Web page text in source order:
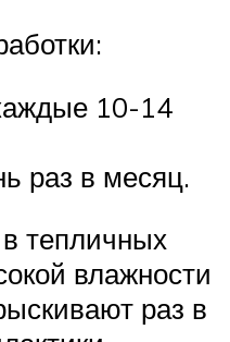
10-14
раз в месяц.
тепличных
влажности
раз в